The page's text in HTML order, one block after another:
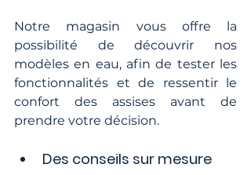
Notre magasin vous offre la
possibilité de découvrir nos
modèles en eau, afin de tester les
fonctionnalités et de ressentir le
confort des assises avant de
prendre votre décision.
Des conseils sur mesure